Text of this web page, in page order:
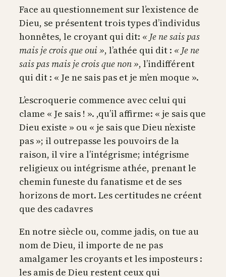
Face au questionnement sur l’existence de
Dieu, se présentent trois types d’individus
honnêtes, le croyant qui dit: « Je ne sais pas
mais je crois que oui », l’athée qui dit : « Je ne
sais pas mais je crois que non », l’indifférent
qui dit : « Je ne sais pas et je m’en moque ».
L’escroquerie commence avec celui qui
clame « Je sais ! ». ,qu’il affirme: « je sais que
Dieu existe » ou « je sais que Dieu n’existe
pas »; il outrepasse les pouvoirs de la
raison, il vire a l’intégrisme; intégrisme
religieux ou intégrisme athée, prenant le
chemin funeste du fanatisme et de ses
horizons de mort. Les certitudes ne créent
que des cadavres
En notre siècle ou, comme jadis, on tue au
nom de Dieu, il importe de ne pas
amalgamer les croyants et les imposteurs :
les amis de Dieu restent ceux qui